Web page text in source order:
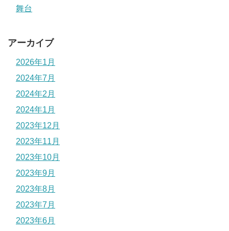
舞台
アーカイブ
2026年1月
2024年7月
2024年2月
2024年1月
2023年12月
2023年11月
2023年10月
2023年9月
2023年8月
2023年7月
2023年6月